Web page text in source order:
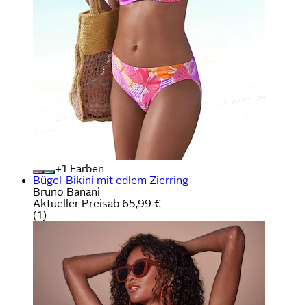
+
Farben
Bügel-Bikini mit edlem Zierring
Bruno Banani
Aktueller Preisab 65,99 €
(1)